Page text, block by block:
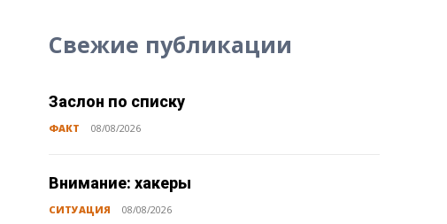
Свежие публикации
Заслон по списку
ФАКТ 08/08/2026
Внимание: хакеры
СИТУАЦИЯ 08/08/2026